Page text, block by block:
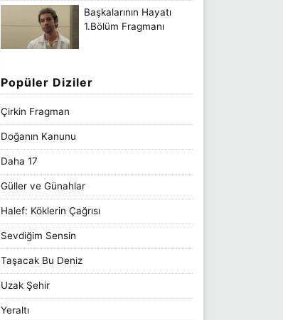
Başkalarının Hayatı
1.Bölüm Fragmanı
Popüler Diziler
Çirkin Fragman
Doğanın Kanunu
Daha 17
Güller ve Günahlar
Halef: Köklerin Çağrısı
Sevdiğim Sensin
Taşacak Bu Deniz
Uzak Şehir
Yeraltı